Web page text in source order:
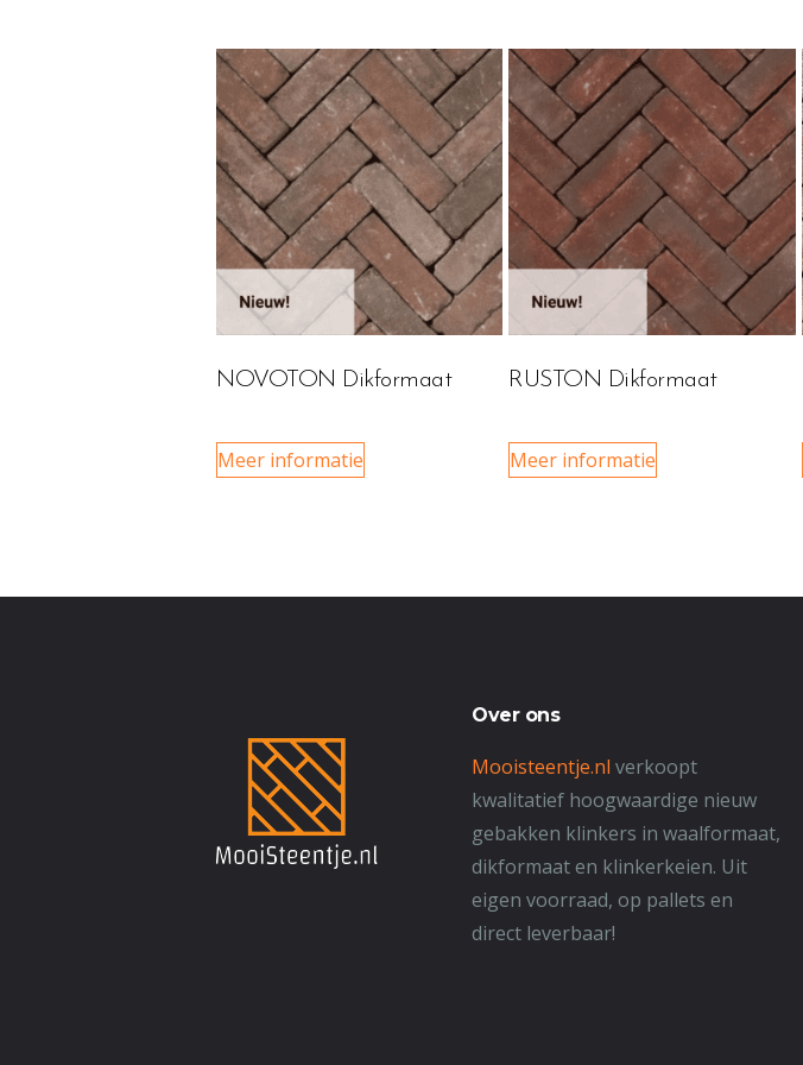
NOVOTON Dikformaat
Meer informatie
RUSTON Dikformaat
Meer informatie
Over ons
Mooisteentje.nl verkoopt
kwalitatief hoogwaardige nieuw
gebakken klinkers in waalformaat,
dikformaat en klinkerkeien. Uit
eigen voorraad, op pallets en
direct leverbaar!